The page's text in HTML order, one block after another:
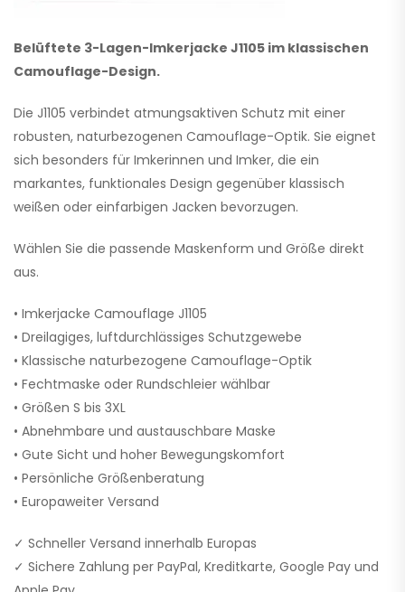
Belüftete 3-Lagen-Imkerjacke J1105 im klassischen
Camouflage-Design.
Die J1105 verbindet atmungsaktiven Schutz mit einer
robusten, naturbezogenen Camouflage-Optik. Sie eignet
sich besonders für Imkerinnen und Imker, die ein
markantes, funktionales Design gegenüber klassisch
weißen oder einfarbigen Jacken bevorzugen.
Wählen Sie die passende Maskenform und Größe direkt
aus.
• Imkerjacke Camouflage J1105
• Dreilagiges, luftdurchlässiges Schutzgewebe
• Klassische naturbezogene Camouflage-Optik
• Fechtmaske oder Rundschleier wählbar
• Größen S bis 3XL
• Abnehmbare und austauschbare Maske
• Gute Sicht und hoher Bewegungskomfort
• Persönliche Größenberatung
• Europaweiter Versand
✓ Schneller Versand innerhalb Europas
✓ Sichere Zahlung per PayPal, Kreditkarte, Google Pay und